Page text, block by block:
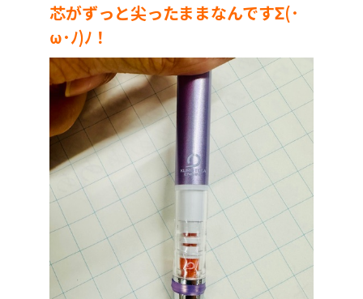
芯がずっと尖ったままなんですΣ(･
ω･ﾉ)ﾉ！